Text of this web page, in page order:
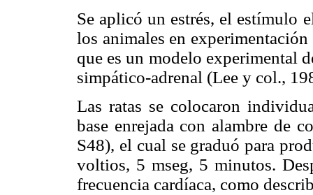
Se aplicó un estrés, el estímulo
los animales en
que es un modelo experimental
simpático-adrenal (Lee y col.,
Las ratas se colocaron
base enrejada con alambre de
S48), el cual se graduó para
voltios, 5 mseg, 5 minutos.
frecuencia cardíaca, como